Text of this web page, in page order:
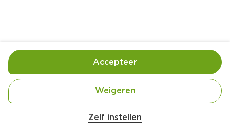
Gebruik- en bewaarinstructies
Na openen koel bewaren. Ten minste houdbaar tot
einde: zie deksel.
Zelf instellen
Weigeren
Accepteer